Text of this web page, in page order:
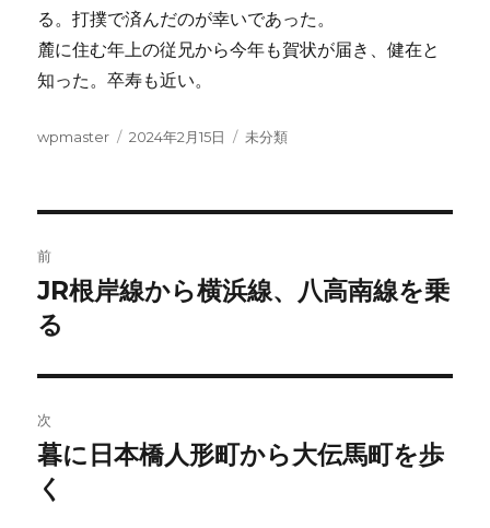
る。打撲で済んだのが幸いであった。
麓に住む年上の従兄から今年も賀状が届き、健在と
知った。卒寿も近い。
投
wpmaster
投
2024年2月15日
カ
未分類
稿
ナ
ビ
ゲ
ー
シ
前
前
の
稿:
JR根岸線から横浜線、八高南線を乗
る
次
次
の
暮に日本橋人形町から大伝馬町を歩
く